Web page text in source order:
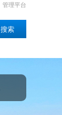
管理平台
搜索